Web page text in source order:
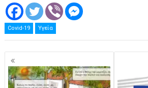
Covid-19 Υγεία
Πλοήγηση
άρθρων